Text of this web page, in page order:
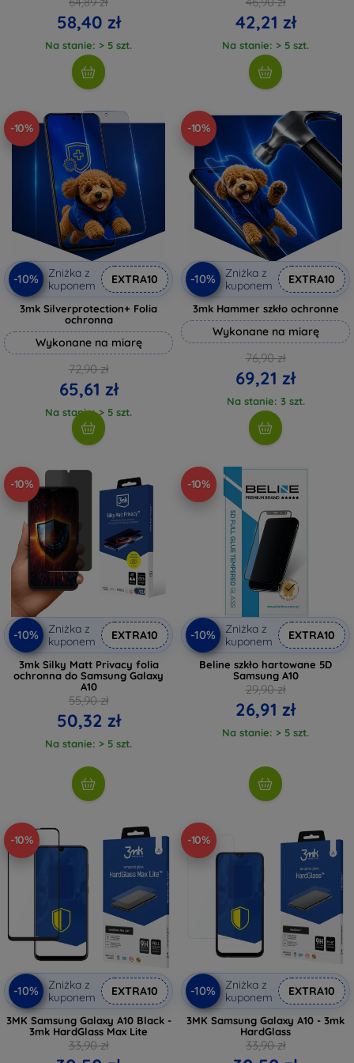
58,40 zł
Na stanie: > 5 szt.
42,21 zł
Na stanie: > 5 szt.
-10%
-10%
Zniżka z
kuponem
EXTRA10
3mk Silverprotection+ Folia
ochronna
Wykonane na miarę
72,90 zł
65,61 zł
Na stanie: > 5 szt.
-10%
-10%
Zniżka z
kuponem
EXTRA10
3mk Hammer szkło ochronne
Wykonane na miarę
76,90 zł
69,21 zł
Na stanie: 3 szt.
-10%
-10%
Zniżka z
kuponem
EXTRA10
3mk Silky Matt Privacy folia
ochronna do Samsung Galaxy
A10
55,90 zł
50,32 zł
Na stanie: > 5 szt.
-10%
-10%
Zniżka z
kuponem
EXTRA10
Beline szkło hartowane 5D
Samsung A10
29,90 zł
26,91 zł
Na stanie: > 5 szt.
-10%
-10%
Zniżka z
kuponem
EXTRA10
3MK Samsung Galaxy A10 Black -
3mk HardGlass Max Lite
33,90 zł
-10%
-10%
Zniżka z
kuponem
EXTRA10
3MK Samsung Galaxy A10 - 3mk
HardGlass
33,90 zł